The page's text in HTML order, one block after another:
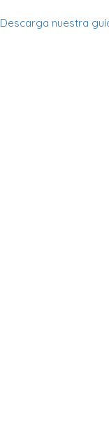
Descarga nuestra